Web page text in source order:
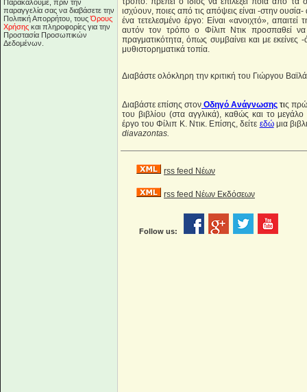
Παρακαλούμε, πριν την
παραγγελία σας να διαβάσετε την
Πολιτική Απορρήτου, τουςΌρους
Χρήσης και πληροφορίες για την
Προστασία Προσωπικών
Δεδομένων.
ισχύουν, ποιες από τις απόψεις είναι -στην
ένα τετελεσμένο έργο: Είναι «ανοιχτό»,
αυτόν τον τρόπο ο Φίλιπ Nτικ προσπαθεί
πραγματικότητα, όπως συμβαίνει και με εκείνες
μυθιστορηματικά τοπία.
Διαβάστε ολόκληρη την κριτική του Γιώργου
Διαβάστε επίσης στον Οδηγό Ανάγνωσης τις
του βιβλίου (στα αγγλικά), καθώς και το
έργο του Φίλιπ Κ. Ντικ. Eπίσης, δείτε εδώμια
diavazontas.
rss feed Νέων
rss feed Νέων Εκδόσεων
Follow us: